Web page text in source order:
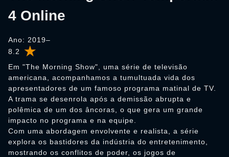
8.2
4 Online
Ano: 2019–
Em "The Morning Show", uma série de televisão
americana, acompanhamos a tumultuada vida dos
apresentadores de um famoso programa matinal de TV.
A trama se desenrola após a demissão abrupta e
polêmica de um dos âncoras, o que gera um grande
impacto no programa e na equipe.
Com uma abordagem envolvente e realista, a série
explora os bastidores da indústria do entretenimento,
mostrando os conflitos de poder, os jogos de